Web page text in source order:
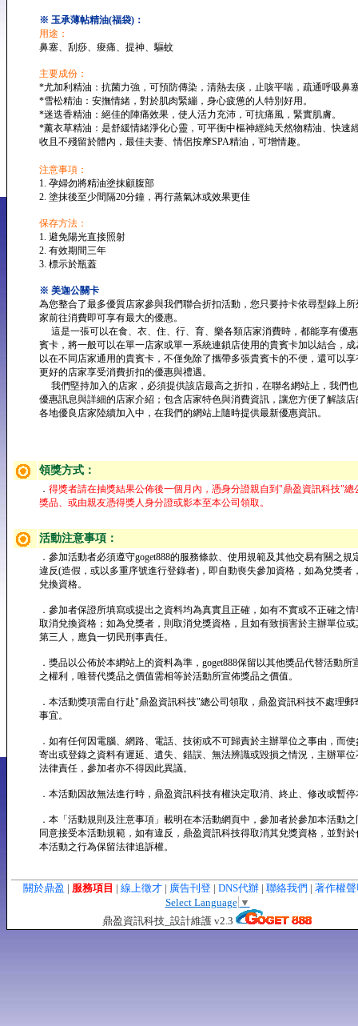
※ 玉承薄帖精油(福袋)：
用途：
鼻塞、刮痧、痠痛、提神、驅蚊
主要成份：
*尤加利精油：抗菌力強，可預防傳染，清熱去痰，止咳平喘，疏通呼吸鼻
*雪松精油：安撫情緒，對於肌肉緊繃，身心疲憊的人特別好用。
*迷迭香精油：絕佳的陣痛效果，使人活力充沛，可抗痛風，緊實肌膚。
*薰衣草精油：是舒緩情緒淨化心靈，可平衡中樞神經純天然物精油、快速
收且不殘留於體內，最佳夫妻、情侶按摩SPA精油，可增情趣。
注意事項：
1. 孕婦勿將精油塗抹顧腹部
2. 塗抹後至少間隔20分鐘，再行蒸氣沐或效果更佳
保存方法：
1. 避免陽光直接照射
2. 有效期間三年
3. 標示於瓶蓋
※ 美迦公關卡
為您整合了最多優質店家參與我們聯合折扣活動，您只要持卡依尋型錄上所
家前往消費即可享有最大的優惠。
這是一張可以在食、衣、住、行、育、樂各類店家消費時，都能享有優
賓卡，將一般可以在單一店家或單一系統連鎖店使用的貴賓卡加以結合，成
以在不同店家通用的貴賓卡，不僅免除了攜帶多張貴賓卡的不便，還可以
更好的店家享受消費折扣的優惠與禮遇。
我們堅持加入的店家，必須提供該店最高之折扣，在聯名網站上，我們
優惠訊息與詳細的店家介紹；包含店家特色與消費資訊，讓您方便了解該店
各地優良店家陸續加入中，在我們的網站上隨時提供最新優惠資訊。
領獎方式：
． 得獎者請在抽獎結果公佈後一個月內，憑身分證親自到"鼎盈資訊科技"總
獎品、或由親友憑得獎人身分證或影本至本公司領取。
活動注意事項：
．參加活動者必須遵守goget888的服務條款、使用規範及其他交易有關之規
違反(造假，或以多重序號進行登錄者)，即自動喪失參加資格，如為兌獎者
兌換資格。
．參加者保證所填寫或提出之資料均為真實且正確，如有不實或不正確之
取消兌換資格；如為兌獎者，則取消兌獎資格，且如有致損害於主辦單位或
第三人，應負一切民刑事責任。
．獎品以公佈於本網站上的資料為準，goget888保留以其他獎品代替活動所
之權利，唯替代獎品之價值需相等於活動所宣佈獎品之價值。
．本活動獎項需自行赴"鼎盈資訊科技"總公司領取，鼎盈資訊科技不處理郵
事宜。
．如有任何因電腦、網路、電話、技術或不可歸責於主辦單位之事由，而
寄出或登錄之資料有遲延、遺失、錯誤、無法辨識或毀損之情況，主辦單位
法律責任，參加者亦不得因此異議。
．本活動因故無法進行時，鼎盈資訊科技有權決定取消、終止、修改或暫
．本「活動規則及注意事項」載明在本活動網頁中，參加者於參加本活動
同意接受本活動規範，如有違反，鼎盈資訊科技得取消其兌獎資格，並對
本活動之行為保留法律追訴權。
關於鼎盈 | 服務項目 | 線上徵才 | 廣告刊登 | DNS代辦 | 聯絡我們 | 著作
Select Language ▼
鼎盈資訊科技_設計維護 v2.3